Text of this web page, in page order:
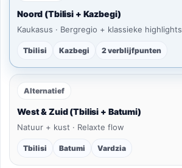
Noord (Tbilisi + Kazbegi)
Kaukasus · Bergregio + klassieke highlights
Tbilisi Kazbegi 2 verblijfpunten
Alternatief
West & Zuid (Tbilisi + Batumi)
Natuur + kust · Relaxte flow
Tbilisi Batumi Vardzia